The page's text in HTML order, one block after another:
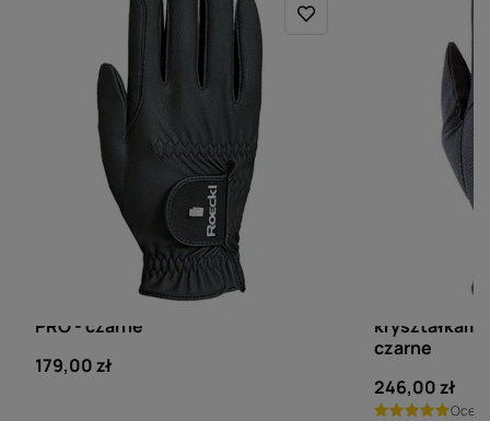
Rękawiczki Roeckl Roeck-Grip
PRO - czarne
179,00 zł
czarne
246,00 zł
Ocena